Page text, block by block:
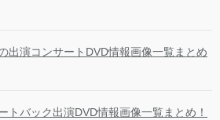
出演コンサートDVD情報画像一覧まとめ
トバック出演DVD情報画像一覧まとめ！